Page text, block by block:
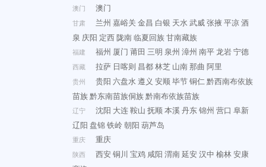
澳门 澳门
甘肃 兰州 嘉峪关 金昌 白银 天水武威张掖平凉酒
泉 庆阳 定西陇南临夏回族甘南藏族
福建 福州 厦门 莆田 三明 泉州 漳州 南平龙岩宁德
西藏 拉萨 日喀则 昌都林芝 山南那曲 阿里
贵州 贵阳 六盘水遵义 安顺毕节铜仁黔西南布依族
苗族黔东南苗族侗族黔南布依族苗族
辽宁 沈阳 大连鞍山 抚顺本溪丹东锦州 营口 阜新
辽阳 盘锦铁岭朝阳 葫芦岛
重庆 重庆
陕西 西安铜川 宝鸡 咸阳 渭南延安汉中 榆林安康